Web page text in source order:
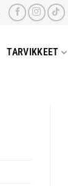
TARVIKKEET